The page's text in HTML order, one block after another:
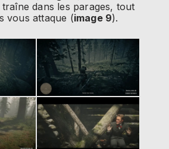
traîne dans les parages, tout
vous attaque (image 9).